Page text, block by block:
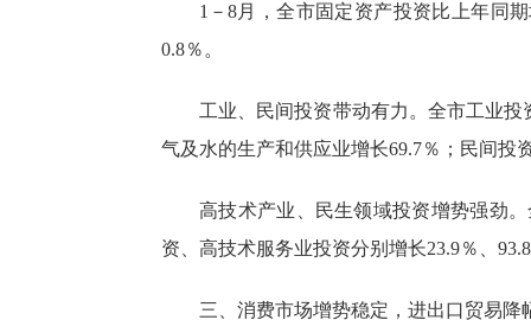
1－ 8月，全市固定资产投资比 上年同
0.8％。
工业、民间投资带动有力。 全市工业投
气及水的生产和供应业增长69.7％；民间投
高技术产业、民生领域投资增势强劲
资、高技术服务业投资分别增长23.9％、
三、消费市场增势稳定 ， 进出口贸易降